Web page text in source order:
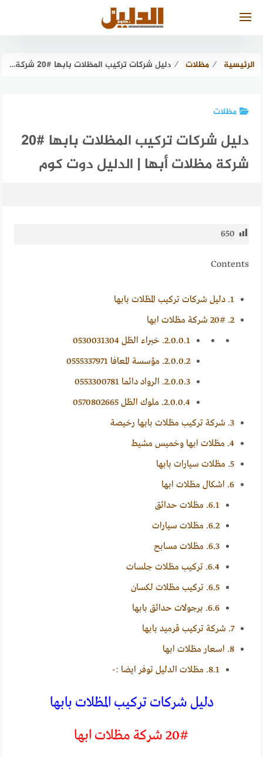
الرئيسية ⁄ مظلات ⁄ دليل شركات تركيب المظلات بابها #20 شركة مظلات أبها | الدليل دوت كوم
مظلات
دليل شركات تركيب المظلات بابها #20
شركة مظلات أبها | الدليل دوت كوم
650
Contents
1. دليل شركات تركيب المظلات بابها
2. 20# شركة مظلات ابها
2.0.0.1. خبراء الظل 0530031304
2.0.0.2. مؤسسة المعافا 0555337971
2.0.0.3. الرواد دائما 0553300781
2.0.0.4. ملوك الظل 0570802665
3. شركة تركيب مظلات بابها رخيصة
4. مظلات ابها وخميس مشيط
5. مظلات سيارات بابها
6. اشكال مظلات ابها
6.1. مظلات حدائق
6.2. مظلات سيارات
6.3. مظلات مسابح
6.4. تركيب مظلات جلسات
6.5. تركيب مظلات لكسان
6.6. برجولات حدائق بابها
7. شركة تركيب قرميد بابها
8. اسعار مظلات ابها
8.1. مظلات الدليل توفر ايضا :-
دليل شركات تركيب المظلات بابها
20# شركة مظلات ابها